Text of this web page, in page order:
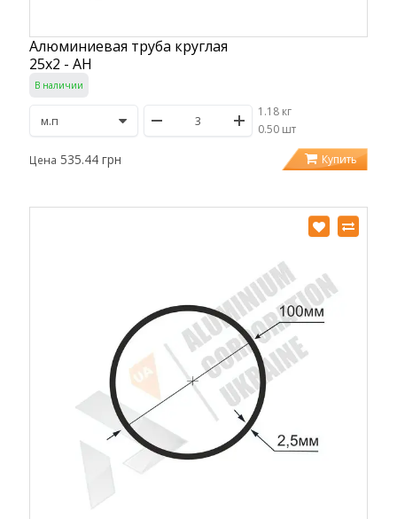
Алюминиевая труба круглая
25х2 - АН
В наличии
1.18 кг
/0.50 шт
Цена 535.44 грн Купить